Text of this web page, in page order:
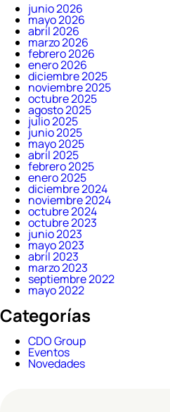
junio 2026
mayo 2026
abril 2026
marzo 2026
febrero 2026
enero 2026
diciembre 2025
noviembre 2025
octubre 2025
agosto 2025
julio 2025
junio 2025
mayo 2025
abril 2025
febrero 2025
enero 2025
diciembre 2024
noviembre 2024
octubre 2024
octubre 2023
junio 2023
mayo 2023
abril 2023
marzo 2023
septiembre 2022
mayo 2022
Categorías
CDO Group
Eventos
Novedades